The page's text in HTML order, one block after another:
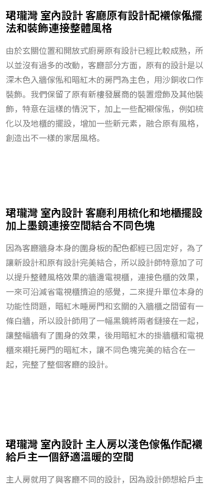
珺瓏灣 室內設計 客廳原有設計配襯傢俬擺
法和裝飾連接整體風格
由於玄關位置和開放式廚房原有設計已經比較成熟，所
以並沒有過多的改動，客廳部分方面，原有的設計是以
深木色入牆傢俬和暗紅木的房門為主色，用沙銅收口作
裝飾。我們保留了原有新樓發展商的裝置燈飾及其他裝
飾，特意在這樣的情況下，加上一些配襯傢俬，例如梳
化以及地櫃的擺設，增加一些新元素，融合原有風格，
創造出不一樣的家居風格。
珺瓏灣 室內設計 客廳利用梳化和地櫃擺設
加上墨鏡連接空間結合不同色塊
因為客廳牆身本身的圍身板的配色都經已固定好，為了
讓新設計和原有設計完美結合，所以設計師特意加了可
以提升整體風格效果的牆邊電視櫃，連接色櫃的效果，
一來可沿減省電視櫃擠迫的感覺，二來提升單位本身的
功能性問題，暗紅木睡房門和玄關的入牆櫃之間留有一
條白牆，所以設計師用了一幅黑鏡將兩者鏈接在一起，
讓整幅牆有了圍身的效果，後用暗紅木的掛牆櫃和電視
櫃來襯托房門的暗紅木，讓不同色塊完美的結合在一
起，完整了整個客廳的設計。
珺瓏灣 室內設計 主人房以淺色傢俬作配襯
給戶主一個舒適溫暖的空間
主人房就用了與客廳不同的設計，因為設計師想給戶主